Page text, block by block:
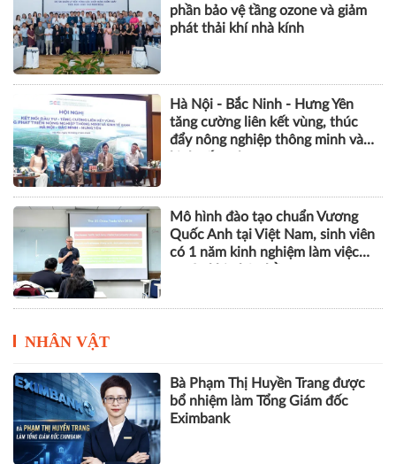
phần bảo vệ tầng ozone và giảm
phát thải khí nhà kính
Hà Nội - Bắc Ninh - Hưng Yên
tăng cường liên kết vùng, thúc
đẩy nông nghiệp thông minh và
Mô hình đào tạo chuẩn Vương
Quốc Anh tại Việt Nam, sinh viên
có 1 năm kinh nghiệm làm việc
NHÂN VẬT
Bà Phạm Thị Huyền Trang được
bổ nhiệm làm Tổng Giám đốc
Eximbank